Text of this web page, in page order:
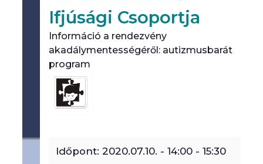
Ifjúsági Csoportja
Információ a rendezvény
akadálymentességéről: autizmusbarát
program
Időpont: 2020.07.10. - 14:00- 15:30